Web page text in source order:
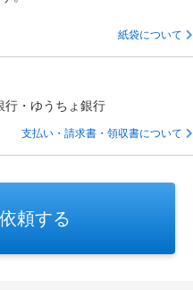
紙袋について
行・ゆうちょ銀行
支払い・請求書・領収書について
頼する